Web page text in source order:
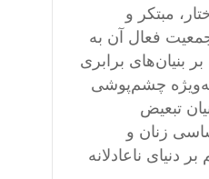
مبتکر و
فعال آن به
بنیان‌های برابری
به‌ویژه چشم‌پوشی
تبعیض
زنان و
دنیای ناعادلانه